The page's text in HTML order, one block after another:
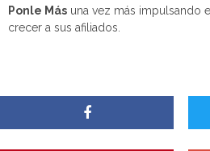
Ponle Más una vez más impulsando
crecer a sus afiliados.